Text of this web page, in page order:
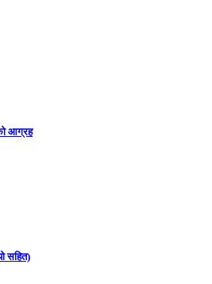
आग्रह
सहित)